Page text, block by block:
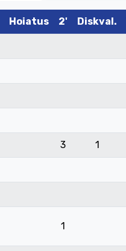
Hoiatus 2' Diskval.
3 1
1